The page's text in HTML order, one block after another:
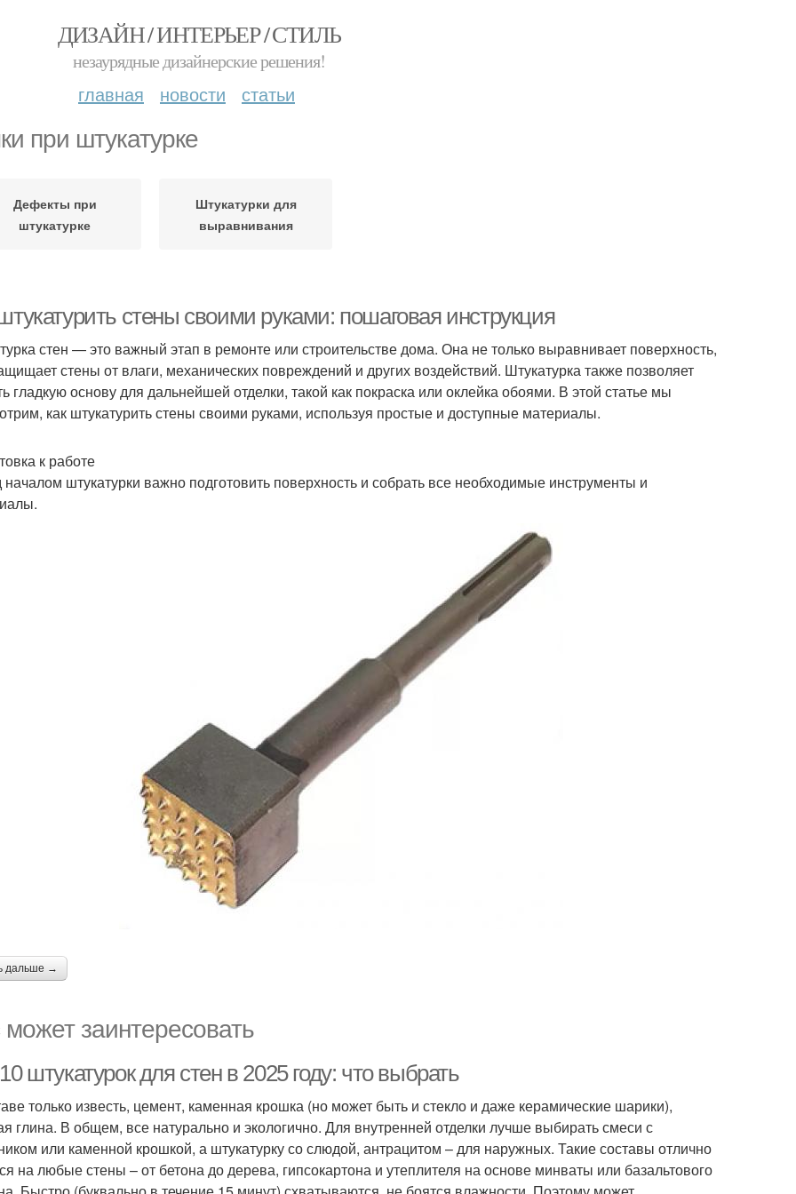
ДИЗАЙН / ИНТЕРЬЕР / СТИЛЬ
незаурядные дизайнерские решения!
главная новости статьи
при штукатурке
Дефекты при
штукатурке
Штукатурки для
выравнивания
стены своими руками: пошаговая инструкция
стен — это важный этап в ремонте или строительстве дома. Она не только выравнивает поверхность,
стены от влаги, механических повреждений и других воздействий. Штукатурка также позволяет
гладкую основу для дальнейшей отделки, такой как покраска или оклейка обоями. В этой статье мы
как штукатурить стены своими руками, используя простые и доступные материалы.
к работе
штукатурки важно подготовить поверхность и собрать все необходимые инструменты и
дальше →
заинтересовать
штукатурок для стен в 2025 году: что выбрать
только известь, цемент, каменная крошка (но может быть и стекло и даже керамические шарики),
глина. В общем, все натурально и экологично. Для внутренней отделки лучше выбирать смеси с
или каменной крошкой, а штукатурку со слюдой, антрацитом – для наружных. Такие составы отлично
на любые стены – от бетона до дерева, гипсокартона и утеплителя на основе минваты или базальтового